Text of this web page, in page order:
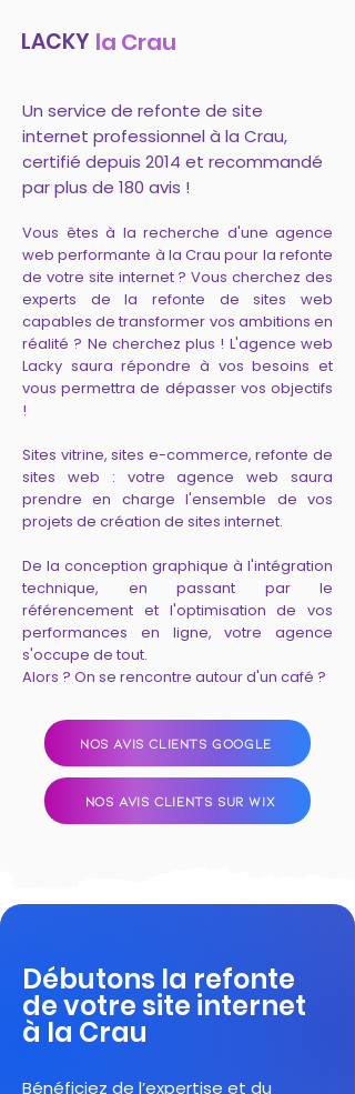
LACKY la Crau
Un service de refonte de site
internet professionnel à la Crau,
certifié depuis 2014 et recommandé
par plus de 180 avis !
Vous êtes à la recherche d'une agence
web performante à la Crau pour la refonte
de votre site internet ? Vous cherchez des
experts de la refonte de sites web
capables de transformer vos ambitions en
réalité ? Ne cherchez plus ! L'agence web
Lacky saura répondre à vos besoins et
vous permettra de dépasser vos objectifs
!
Sites vitrine, sites e-commerce, refonte de
sites web : votre agence web saura
prendre en charge l'ensemble de vos
projets de création de sites internet.
De la conception graphique à l'intégration
technique, en passant par le
référencement et l'optimisation de vos
performances en ligne, votre agence
s'occupe de tout.
Alors ? On se rencontre autour d'un café ?
NOS AVIS CLIENTS GOOGLE
NOS AVIS CLIENTS SUR WIX
Débutons la refonte
de votre site internet
à la Crau
Bénéficiez de l’expertise et du